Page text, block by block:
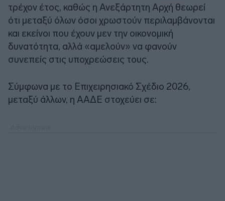
τρέχον έτος, καθώς η Ανεξάρτητη Αρχή θεωρεί
ότι μεταξύ όλων όσοι χρωστούν περιλαμβάνονται
και εκείνοι που έχουν μεν την οικονομική
δυνατότητα, αλλά «αμελούν» να φανούν
συνεπείς στις υποχρεώσεις τους.
Σύμφωνα με το Επιχειρησιακό Σχέδιο 2026,
μεταξύ άλλων, η ΑΑΔΕ στοχεύει σε: